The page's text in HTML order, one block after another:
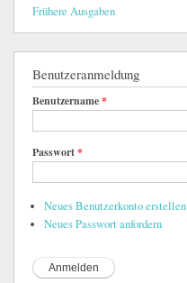
Frühere Ausgaben
Benutzeranmeldung
Benutzername*
Passwort*
Neues Benutzerkonto erstellen
Neues Passwort anfordern